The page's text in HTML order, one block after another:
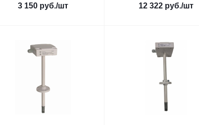
3 150руб./шт 12 322 руб./шт